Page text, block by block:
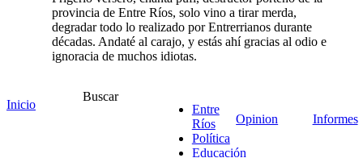
provincia de Entre Ríos, solo vino a tirar merda,
degradar todo lo realizado por Entrerrianos durante
décadas. Andaté al carajo, y estás ahí gracias al odio e
ignoracia de muchos idiotas.
Inicio
Buscar
Entre
Ríos
Política
Educación
Opinion Informes